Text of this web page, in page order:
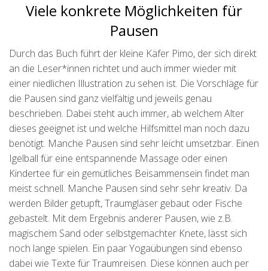
Viele konkrete Möglichkeiten für
Pausen
Durch das Buch führt der kleine Käfer Pimo, der sich direkt
an die Leser*innen richtet und auch immer wieder mit
einer niedlichen Illustration zu sehen ist. Die Vorschläge für
die Pausen sind ganz vielfältig und jeweils genau
beschrieben. Dabei steht auch immer, ab welchem Alter
dieses geeignet ist und welche Hilfsmittel man noch dazu
benötigt. Manche Pausen sind sehr leicht umsetzbar. Einen
Igelball für eine entspannende Massage oder einen
Kindertee für ein gemütliches Beisammensein findet man
meist schnell. Manche Pausen sind sehr sehr kreativ. Da
werden Bilder getupft, Traumgläser gebaut oder Fische
gebastelt. Mit dem Ergebnis anderer Pausen, wie z.B.
magischem Sand oder selbstgemachter Knete, lässt sich
noch lange spielen. Ein paar Yogaübungen sind ebenso
dabei wie Texte für Traumreisen. Diese können auch per